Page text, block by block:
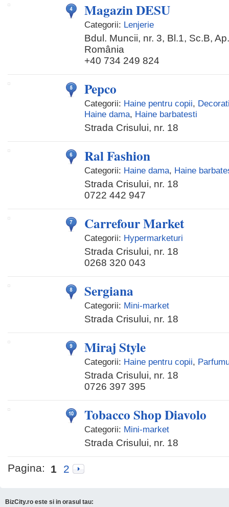
Magazin DESU
Categorii: Lenjerie
Bdul. Muncii, nr. 3, Bl.1, Sc.B,
România
+40 734 249 824
Pepco
Categorii: Haine pentru copii,
Haine dama, Haine barbatesti
Strada Crisului, nr. 18
Ral Fashion
Categorii: Haine dama, Haine
Strada Crisului, nr. 18
0722 442 947
Carrefour Market
Categorii: Hypermarketuri
Strada Crisului, nr. 18
0268 320 043
Sergiana
Categorii: Mini-market
Strada Crisului, nr. 18
Miraj Style
Categorii: Haine pentru copii,
Strada Crisului, nr. 18
0726 397 395
Tobacco Shop Diavolo
Categorii: Mini-market
Strada Crisului, nr. 18
Pagina: 1 2
BizCity.ro este si in orasul tau: